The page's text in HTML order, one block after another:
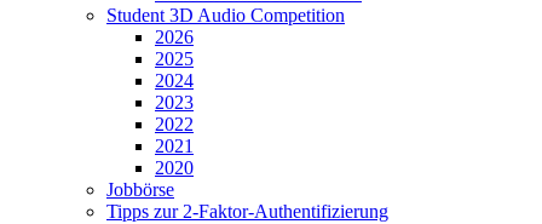
Student 3D Audio Competition
2026
2025
2024
2023
2022
2021
2020
Jobbörse
Tipps zur 2-Faktor-Authentifizierung